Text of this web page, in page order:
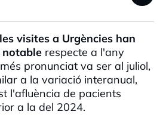
les visites a Urgències han
notable respecte a l'any
pronunciat va ser al juliol,
a la variació interanual,
l'afluència de pacients
a la del 2024.